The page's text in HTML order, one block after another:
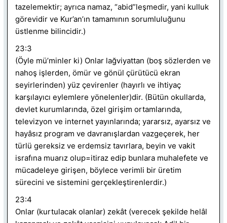
tazelemektir; ayrıca namaz, “abid”leşmedir, yani kulluk
görevidir ve Kur’an’ın tamamının sorumluluğunu
üstlenme bilincidir.)
23:3
(Öyle mü’minler ki) Onlar lağviyattan (boş sözlerden ve
nahoş işlerden, ömür ve gönül çürütücü ekran
seyirlerinden) yüz çevirenler (hayırlı ve ihtiyaç
karşılayıcı eylemlere yönelenler)dir. (Bütün okullarda,
devlet kurumlarında, özel girişim ortamlarında,
televizyon ve internet yayınlarında; yararsız, ayarsız ve
hayâsız program ve davranışlardan vazgeçerek, her
türlü gereksiz ve erdemsiz tavırlara, beyin ve vakit
israfına muarız olup=itiraz edip bunlara muhalefete ve
mücadeleye girişen, böylece verimli bir üretim
sürecini ve sistemini gerçekleştirenlerdir.)
23:4
Onlar (kurtulacak olanlar) zekât (verecek şekilde helâl